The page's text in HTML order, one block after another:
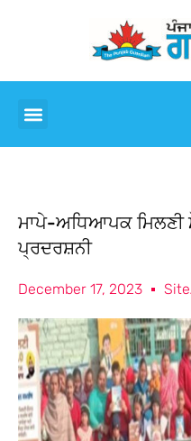
ਮਾਪੇ-ਅਧਿਆਪਕ ਮਿਲਣੀ
ਪ੍ਰਦਰਸ਼ਨੀ
December 17, 2023